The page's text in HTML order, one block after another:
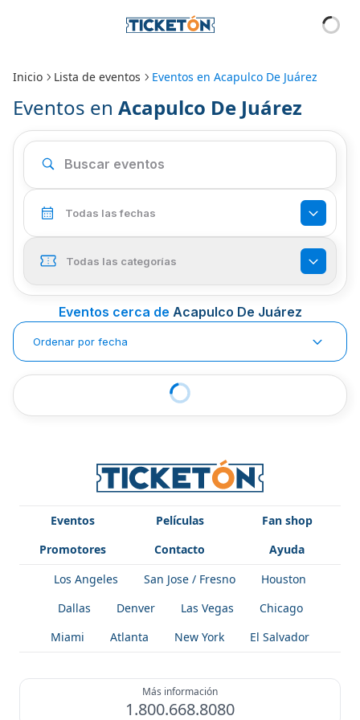
Inicio Lista de eventos Eventos en Acapulco De Juárez
Eventos en Acapulco De Juárez
Todas las fechas
Todas las categorías
Eventos cerca de Acapulco De Juárez
Ordenar por fecha
Eventos Películas
Fan shop
Promotores
Contacto
Ayuda
Los Angeles
San Jose / Fresno
Houston
Dallas
Denver Las Vegas
Chicago
Miami
Atlanta New York El Salvador
Más información
1.800.668.8080